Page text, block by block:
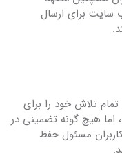
سایت برای ارسال
تلاش خود را برای
اما هیچ گونه تضمینی در
مسئول حفظ